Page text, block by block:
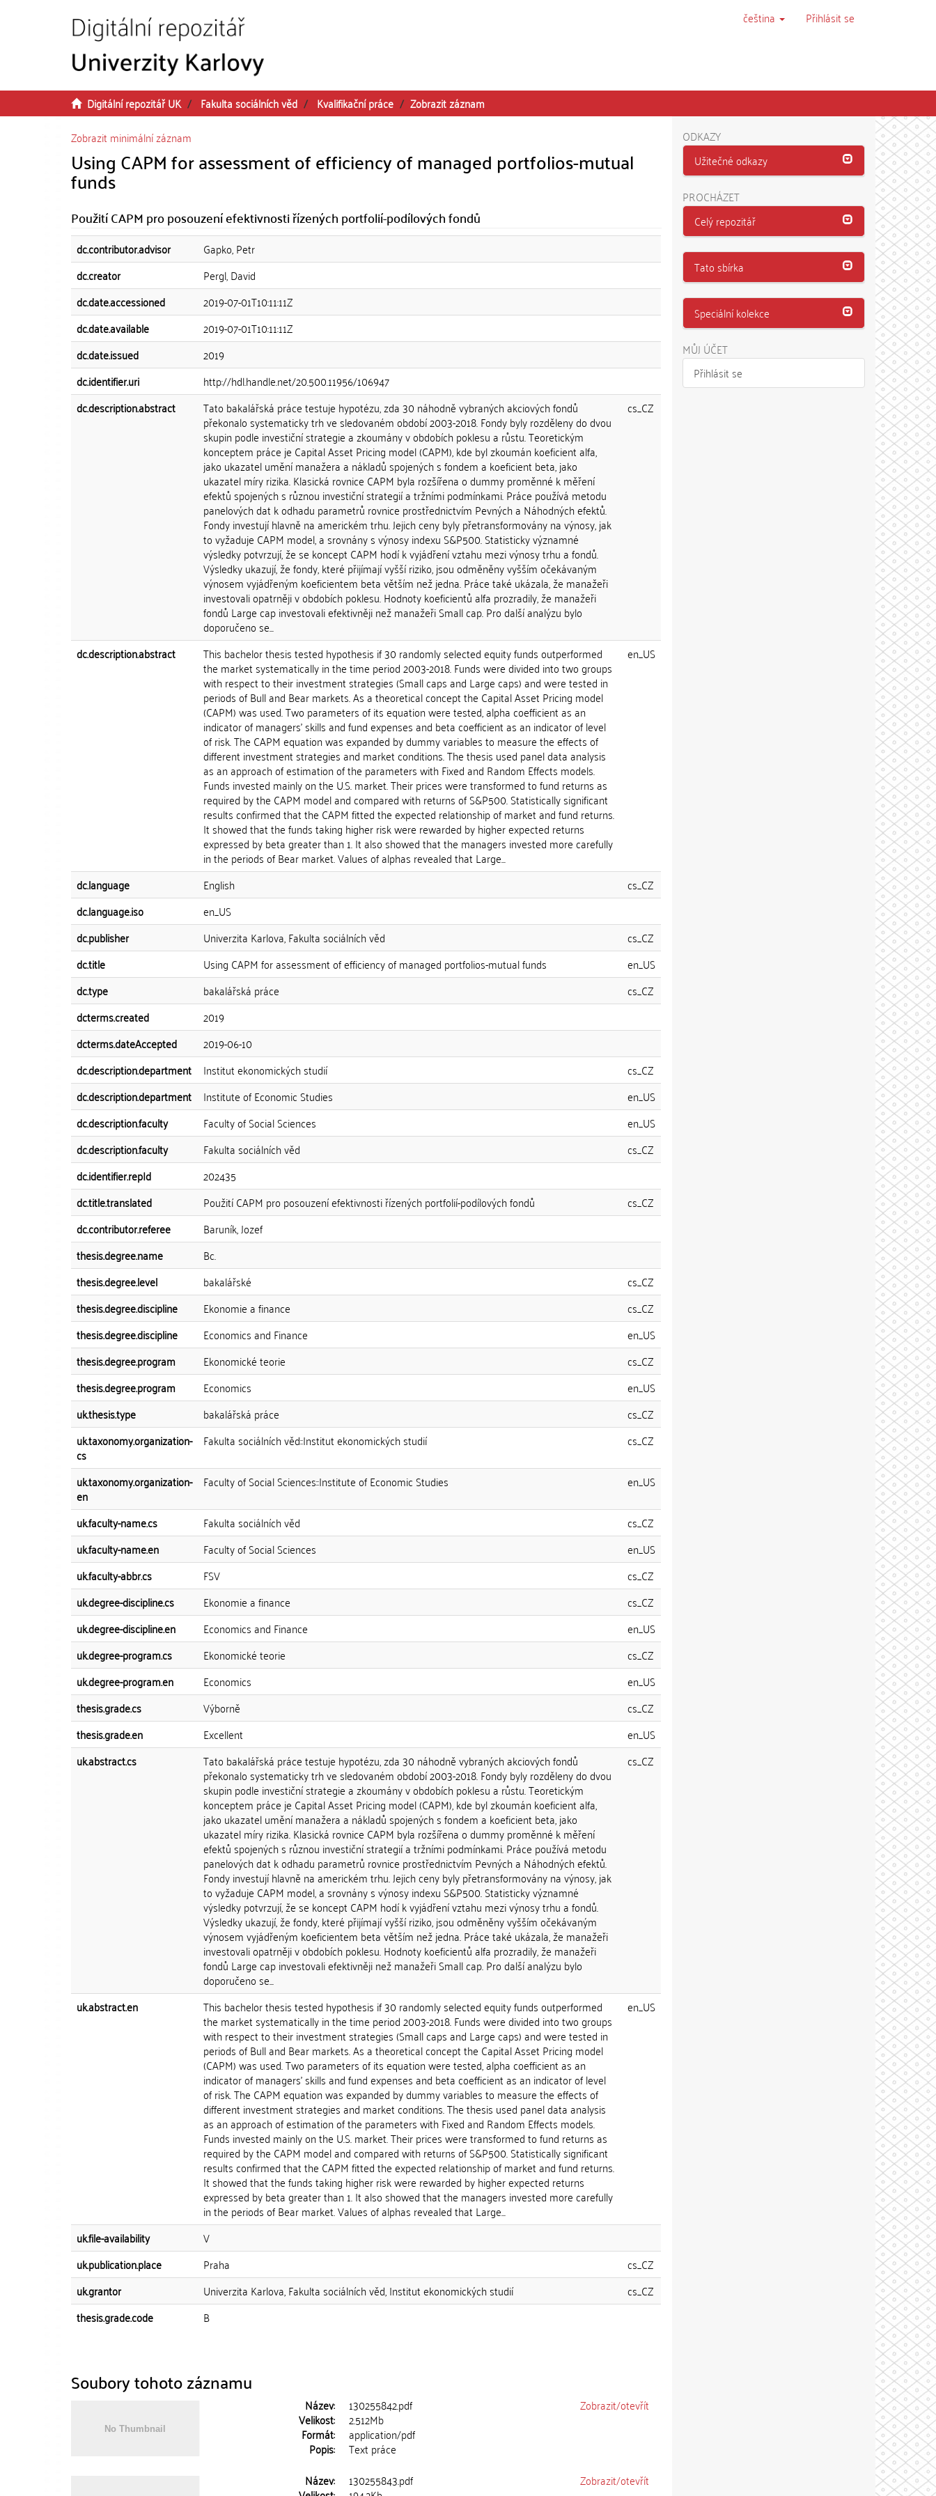
čeština Přihlásit se
Digitální repozitář UK Fakulta sociálních věd Kvalifikační práce
Zobrazit záznam
Zobrazit minimální záznam
Using CAPM for assessment of efficiency of managed portfolios-mutual
funds
Použití CAPM pro posouzení efektivnosti řízených portfolií-podílových fondů
dc.contributor.advisor
Gapko, Petr
dc.creator
Pergl, David
dc.date.accessioned
2019-07-01T10:11:11Z
dc.date.available
2019-07-01T10:11:11Z
dc.date.issued
2019
dc.identifier.uri
http://hdl.handle.net/20.500.11956/106947
dc.description.abstract
Tato bakalářská práce testuje hypotézu, zda 30 náhodně vybraných akciových fondů
překonalo systematicky trh ve sledovaném období 2003-2018. Fondy byly rozděleny do dvou
skupin podle investiční strategie a zkoumány v obdobích poklesu a růstu. Teoretickým
konceptem práce je Capital Asset Pricing model (CAPM), kde byl zkoumán koeficient alfa,
jako ukazatel umění manažera a nákladů spojených s fondem a koeficient beta, jako
ukazatel míry rizika. Klasická rovnice CAPM byla rozšířena o dummy proměnné k měření
efektů spojených s různou investiční strategií a tržními podmínkami. Práce používá metodu
panelových dat k odhadu parametrů rovnice prostřednictvím Pevných a Náhodných efektů.
Fondy investují hlavně na americkém trhu. Jejich ceny byly přetransformovány na výnosy, jak
to vyžaduje CAPM model, a srovnány s výnosy indexu S&P500. Statisticky významné
výsledky potvrzují, že se koncept CAPM hodí k vyjádření vztahu mezi výnosy trhu a fondů.
Výsledky ukazují, že fondy, které přijímají vyšší riziko, jsou odměněny vyšším očekávaným
výnosem vyjádřeným koeficientem beta větším než jedna. Práce také ukázala, že manažeři
investovali opatrněji v obdobích poklesu. Hodnoty koeficientů alfa prozradily, že manažeři
fondů Large cap investovali efektivněji než manažeři Small cap. Pro další analýzu bylo
doporučeno se...
cs_CZ
dc.description.abstract This bachelor thesis tested hypothesis if 30 randomly selected equity funds outperformed
the market systematically in the time period 2003-2018. Funds were divided into two groups
with respect to their investment strategies (Small caps and Large caps) and were tested in
periods of Bull and Bear markets. As a theoretical concept the Capital Asset Pricing model
(CAPM) was used. Two parameters of its equation were tested, alpha coefficient as an
indicator of managers' skills and fund expenses and beta coefficient as an indicator of level
of risk. The CAPM equation was expanded by dummy variables to measure the effects of
different investment strategies and market conditions. The thesis used panel data analysis
as an approach of estimation of the parameters with Fixed and Random Effects models.
Funds invested mainly on the U.S. market. Their prices were transformed to fund returns as
required by the CAPM model and compared with returns of S&P500. Statistically significant
results confirmed that the CAPM fitted the expected relationship of market and fund returns.
It showed that the funds taking higher risk were rewarded by higher expected returns
expressed by beta greater than 1. It also showed that the managers invested more carefully
in the periods of Bear market. Values of alphas revealed that Large...
en_US
dc.language English
cs_CZ
dc.language.iso
en_US
dc.publisher
Univerzita Karlova, Fakulta sociálních věd
cs_CZ
dc.title
Using CAPM for assessment of efficiency of managed portfolios-mutual funds
en_US
dc.type
bakalářská práce
cs_CZ
dcterms.created
2019
dcterms.dateAccepted
2019-06-10
dc.description.department
Institut ekonomických studií
cs_CZ
dc.description.department
Institute of Economic Studies
en_US
dc.description.faculty
Faculty of Social Sciences
en_US
dc.description.faculty
Fakulta sociálních věd
cs_CZ
dc.identifier.repId
202435
dc.title.translated
Použití CAPM pro posouzení efektivnosti řízených portfolií-podílových fondů
cs_CZ
dc.contributor.referee
Baruník, Jozef
thesis.degree.name
Bc.
thesis.degree.level
bakalářské
cs_CZ
thesis.degree.discipline
Ekonomie a finance
cs_CZ
thesis.degree.discipline
Economics and Finance
en_US
thesis.degree.program
Ekonomické teorie
cs_CZ
thesis.degree.program
Economics
en_US
uk.thesis.type
bakalářská práce
cs_CZ
uk.taxonomy.organization-
cs
Fakulta sociálních věd::Institut ekonomických studií cs_CZ
uk.taxonomy.organization-
en
Faculty of Social Sciences::Institute of Economic Studies en_US
uk.faculty-name.cs Fakulta sociálních věd
cs_CZ
uk.faculty-name.en
Faculty of Social Sciences
en_US
uk.faculty-abbr.cs
FSV
cs_CZ
uk.degree-discipline.cs
Ekonomie a finance
cs_CZ
uk.degree-discipline.en
Economics and Finance
en_US
uk.degree-program.cs
Ekonomické teorie
cs_CZ
uk.degree-program.en
Economics
en_US
thesis.grade.cs
Výborně
cs_CZ
thesis.grade.en
Excellent
en_US
uk.abstract.cs
Tato bakalářská práce testuje hypotézu, zda 30 náhodně vybraných akciových fondů
překonalo systematicky trh ve sledovaném období 2003-2018. Fondy byly rozděleny do dvou
skupin podle investiční strategie a zkoumány v obdobích poklesu a růstu. Teoretickým
konceptem práce je Capital Asset Pricing model (CAPM), kde byl zkoumán koeficient alfa,
jako ukazatel umění manažera a nákladů spojených s fondem a koeficient beta, jako
ukazatel míry rizika. Klasická rovnice CAPM byla rozšířena o dummy proměnné k měření
efektů spojených s různou investiční strategií a tržními podmínkami. Práce používá metodu
panelových dat k odhadu parametrů rovnice prostřednictvím Pevných a Náhodných efektů.
Fondy investují hlavně na americkém trhu. Jejich ceny byly přetransformovány na výnosy, jak
to vyžaduje CAPM model, a srovnány s výnosy indexu S&P500. Statisticky významné
výsledky potvrzují, že se koncept CAPM hodí k vyjádření vztahu mezi výnosy trhu a fondů.
Výsledky ukazují, že fondy, které přijímají vyšší riziko, jsou odměněny vyšším očekávaným
výnosem vyjádřeným koeficientem beta větším než jedna. Práce také ukázala, že manažeři
investovali opatrněji v obdobích poklesu. Hodnoty koeficientů alfa prozradily, že manažeři
fondů Large cap investovali efektivněji než manažeři Small cap. Pro další analýzu bylo
doporučeno se...
cs_CZ
uk.abstract.en This bachelor thesis tested hypothesis if 30 randomly selected equity funds outperformed
the market systematically in the time period 2003-2018. Funds were divided into two groups
with respect to their investment strategies (Small caps and Large caps) and were tested in
periods of Bull and Bear markets. As a theoretical concept the Capital Asset Pricing model
(CAPM) was used. Two parameters of its equation were tested, alpha coefficient as an
indicator of managers' skills and fund expenses and beta coefficient as an indicator of level
of risk. The CAPM equation was expanded by dummy variables to measure the effects of
different investment strategies and market conditions. The thesis used panel data analysis
as an approach of estimation of the parameters with Fixed and Random Effects models.
Funds invested mainly on the U.S. market. Their prices were transformed to fund returns as
required by the CAPM model and compared with returns of S&P500. Statistically significant
results confirmed that the CAPM fitted the expected relationship of market and fund returns.
It showed that the funds taking higher risk were rewarded by higher expected returns
expressed by beta greater than 1. It also showed that the managers invested more carefully
in the periods of Bear market. Values of alphas revealed that Large...
en_US
uk.file-availability
V
uk.publication.place
Praha
cs_CZ
uk.grantor
Univerzita Karlova, Fakulta sociálních věd, Institut ekonomických studií
cs_CZ
thesis.grade.code
B
Soubory tohoto záznamu
Název: 130255842.pdf
Velikost: 2.512Mb
Formát: application/pdf
Popis: Text práce
Zobrazit/otevřít
Název: 130255843.pdf Zobrazit/otevřít
ODKAZY
Užitečné odkazy
PROCHÁZET
Celý repozitář
Tato sbírka
Speciální kolekce
MŮJ ÚČET
Přihlásit se